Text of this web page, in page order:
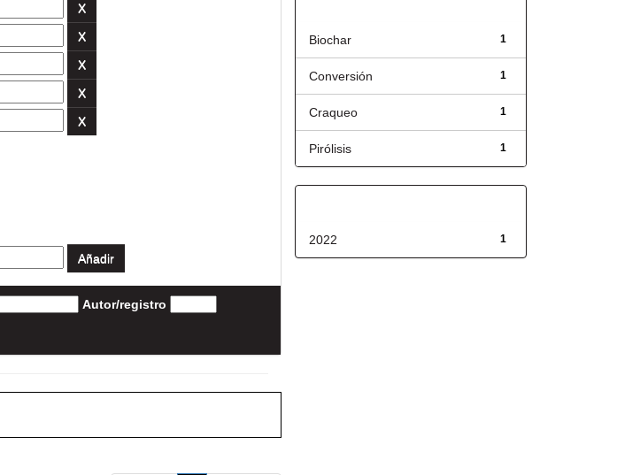
Autor/registro
1
Biochar
1
Conversión
1
Craqueo
1
Pirólisis
1
2022